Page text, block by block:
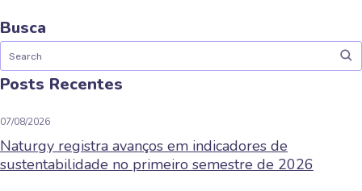
Busca
Posts Recentes
07/08/2026
Naturgy registra avanços em indicadores de
sustentabilidade no primeiro semestre de 2026